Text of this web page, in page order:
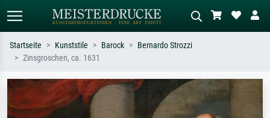
Suchen Sie nach Künstlern, Werktiteln
oder Stilen – z.B. Monet,
Sternennacht, Impressionismus, Welle
Beschreiben Sie die Szene – z.B. Grüne
Wiese, Abstrakt mit viel Rot, Dunkles
Ölgemälde, Stehender Akt neben einem
Startseite Kunststile Barock
Bernardo Strozzi
Zinsgroschen, ca. 1631